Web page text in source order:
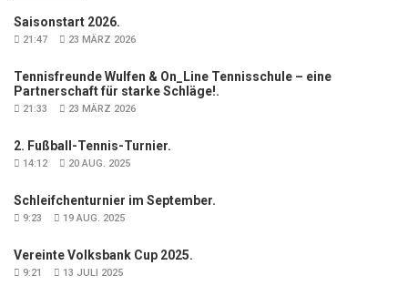
Saisonstart 2026.
21:47 23 MÄRZ 2026
Tennisfreunde Wulfen & On_Line Tennisschule – eine
Partnerschaft für starke Schläge!.
21:33 23 MÄRZ 2026
2. Fußball-Tennis-Turnier.
14:12 20 AUG. 2025
Schleifchenturnier im September.
9:23 19 AUG. 2025
Vereinte Volksbank Cup 2025.
9:21 13 JULI 2025